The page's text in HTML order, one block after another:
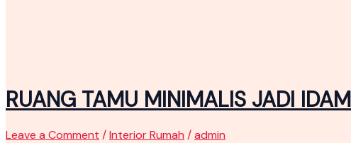
RUANG TAMU MINIMALIS JADI
Leave a Comment /Interior Rumah /admin